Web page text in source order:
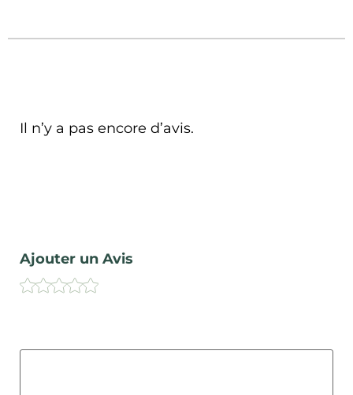
Il n’y a pas encore d’avis.
Ajouter un Avis